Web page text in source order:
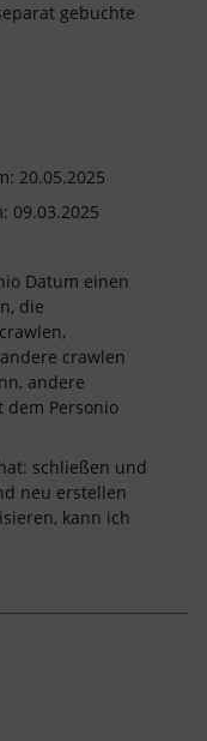
gebuchte
20.05.2025
09.03.2025
Datum einen
die
crawlen
andere
dem Personio
schließen und
neu erstellen
kann ich